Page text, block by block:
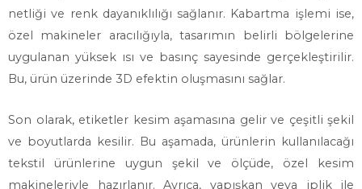
netliği ve renk dayanıklılığı sağlanır. Kabartma işlemi ise,
özel makineler aracılığıyla, tasarımın belirli bölgelerine
uygulanan yüksek ısı ve basınç sayesinde gerçekleştirilir.
Bu, ürün üzerinde 3D efektin oluşmasını sağlar.
Son olarak, etiketler kesim aşamasına gelir ve çeşitli şekil
ve boyutlarda kesilir. Bu aşamada, ürünlerin kullanılacağı
tekstil ürünlerine uygun şekil ve ölçüde, özel kesim
makineleriyle hazırlanır. Ayrıca, yapışkan veya iplik ile